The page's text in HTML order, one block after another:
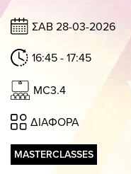
16ο
ΜΕΓΑΡΟ
ΠΑΡ 13:00 – 20:15 /
OΜΙΛΗΤΕΣ
ΣΑΒ 28-03-2026
16:45 - 17:45
MC3.4
ΔΙΑΦΟΡΑ
MASTERCLASSES